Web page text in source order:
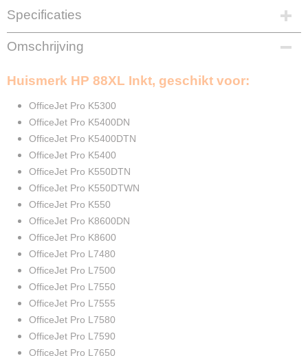
Specificaties
EAN code
8720153535687
69ml
Cyaan
28ml
Geel
28ml
Merk
InktDL®
Verzendmethode
Brievenbuspost of Pakketpost
Garantie
2 Jaar
Recyclebaar
Omschrijving
Huismerk HP 88XL Inkt, geschikt voor:
OfficeJet Pro K5300
OfficeJet Pro K5400DN
OfficeJet Pro K5400DTN
OfficeJet Pro K5400
OfficeJet Pro K550DTN
OfficeJet Pro K550DTWN
OfficeJet Pro K550
OfficeJet Pro K8600DN
OfficeJet Pro K8600
OfficeJet Pro L7480
OfficeJet Pro L7500
OfficeJet Pro L7550
OfficeJet Pro L7555
OfficeJet Pro L7580
OfficeJet Pro L7590
OfficeJet Pro L7650